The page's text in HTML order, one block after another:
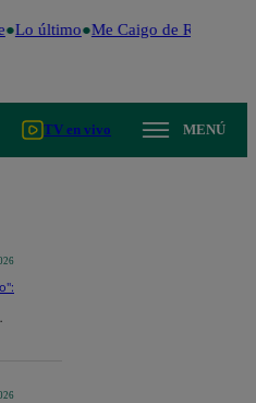
Lo último Me Caigo de Risa
TV en vivo MENÚ